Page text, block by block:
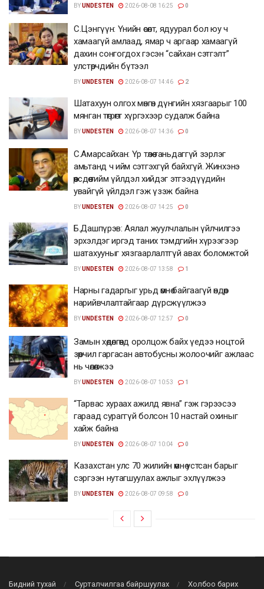
BYUNDESTEN 2026-08-08 16:25 0
С.Цэнгүүн: Үнийн өсөлт, ядуурал бол юу ч
хамаагүй амлаад, ямар ч аргаар хамаагүй
дахин сонгогдох гэсэн “сайхан сэтгэлт”
улстөрчдийн бүтээл
BYUNDESTEN 2026-08-07 14:46 2
Шатахуун олгох мөнгөн дүнгийн хязгаарыг 100
мянган төгрөгт хүргэхээр судалж байна
BYUNDESTEN 2026-08-07 14:36 0
С.Амарсайхан: Үр төлөө таньдаггүй зэрлэг
амьтанд ч ийм сэтгэхгүй байхгүй. Жинхэнэ
өөрсдөө тийм үйлдэл хийдэг этгээдүүдийн
увайгүй үйлдэл гэж үзэж байна
BYUNDESTEN 2026-08-07 14:25 0
Б.Дашпүрэв: Аялал жуулчлалын үйлчилгээ
эрхэлдэг иргэд таних тэмдгийн хүрээгээр
шатахууныг хязгаарлалтгүй авах боломжтой
BYUNDESTEN 2026-08-07 13:58 1
Нарны гадаргыг урьд өмнө байгаагүй өндөр
нарийвчлалтайгаар дүрсжүүлжээ
BYUNDESTEN 2026-08-07 12:57 0
Замын хөдөлгөөнд оролцож байх үедээ ноцтой
зөрчил гаргасан автобусны жолоочийг ажлаас
нь чөлөөлжээ
BYUNDESTEN 2026-08-07 10:53 1
“Тарвас хураах ажилд явна” гэж гэрээсээ
гараад сураггүй болсон 10 настай охиныг
хайж байна
BYUNDESTEN 2026-08-07 10:04 0
Казахстан улс 70 жилийн өмнө устсан барыг
сэргээн нутагшуулах ажлыг эхлүүлжээ
BYUNDESTEN 2026-08-07 09:58 0
Бидний тухай Сурталчилгаа байршуулах Холбоо барих